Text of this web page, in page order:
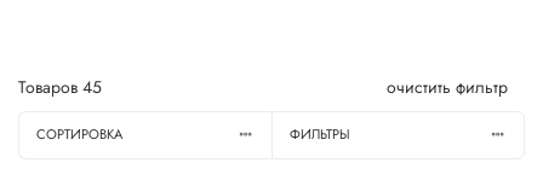
Товаров 45 очистить фильтр
СОРТИРОВКА ФИЛЬТРЫ